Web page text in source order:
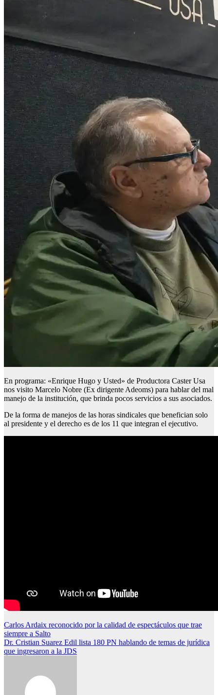
En programa: «Enrique Hugo y Usted» de Productora Caster Usa
nos visito Marcelo Nobre (Ex dirigente Adeoms) para hablar del mal
manejo de la institución, que brinda pocos servicios a sus asociados.
De la forma de manejos de las horas sindicales que benefician solo
al presidente y el derecho es de los 11 que integran el ejecutivo.
Navegación
de
entradas
Carlos Ardaix reconocido por la calidad de espectáculos que trae
siempre a Salto
Dr. Cristian Suarez Edil lista 180 PN hablando de temas de jurídica
que ingresaron a la JDS